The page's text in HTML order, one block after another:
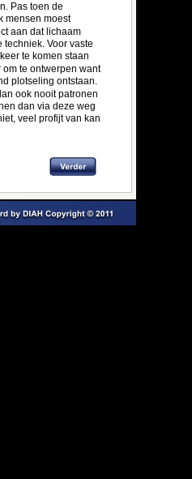
Pas toen de
mensen moest
aan dat lichaam
Voor vaste
te komen staan
te ontwerpen want
plotseling ontstaan.
ook nooit patronen
dan via deze weg
veel profijt van kan